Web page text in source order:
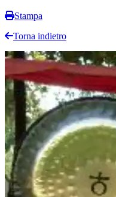
Stampa
Torna indietro